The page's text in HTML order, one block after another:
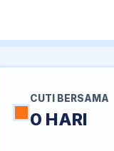
CUTI BERSAMA
0 HARI